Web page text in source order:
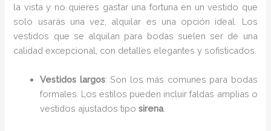
la vista y no quieres gastar una fortuna en un vestido que
solo usarás una vez, alquilar es una opción ideal. Los
vestidos que se alquilan para bodas suelen ser de una
calidad excepcional, con detalles elegantes y sofisticados.
Vestidos largos: Son los más comunes para bodas
formales. Los estilos pueden incluir faldas amplias o
vestidos ajustados tiposirena.